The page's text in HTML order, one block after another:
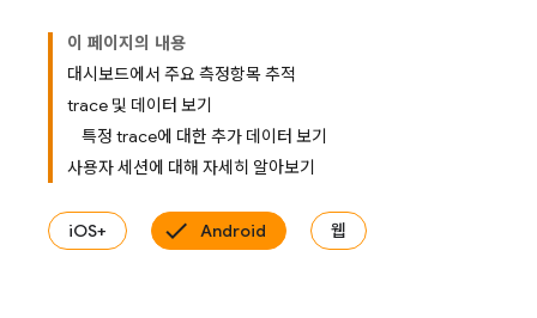
이 페이지의 내용
대시보드에서 주요 측정항목 추적
trace 및 데이터 보기
특정 trace에 대한 추가 데이터 보기
사용자 세션에 대해 자세히 알아보기
iOS+ Android 웹